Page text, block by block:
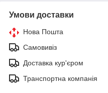
Умови доставки
Нова Пошта
Самовивіз
Доставка кур'єром
Транспортна компанія